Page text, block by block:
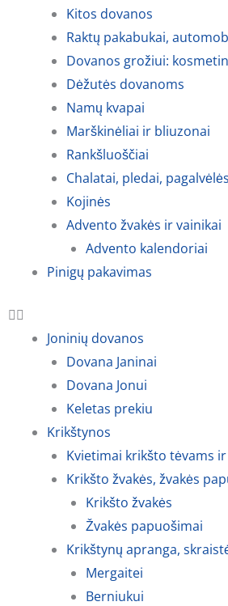
Kitos dovanos
Raktų pakabukai,
Dovanos grožiui:
Dėžutės dovanoms
Namų kvapai
Marškinėliai ir bliuzonai
Rankšluoščiai
Chalatai, pledai, pagalvėlės
Kojinės
Advento žvakės ir vainikai
Advento kalendoriai
Pinigų pakavimas
Joninių dovanos
Dovana Janinai
Dovana Jonui
Keletas prekiu
Krikštynos
Kvietimai krikšto tėvams
Krikšto žvakės, žvakės
Krikšto žvakės
Žvakės papuošimai
Krikštynų apranga,
Mergaitei
Berniukui